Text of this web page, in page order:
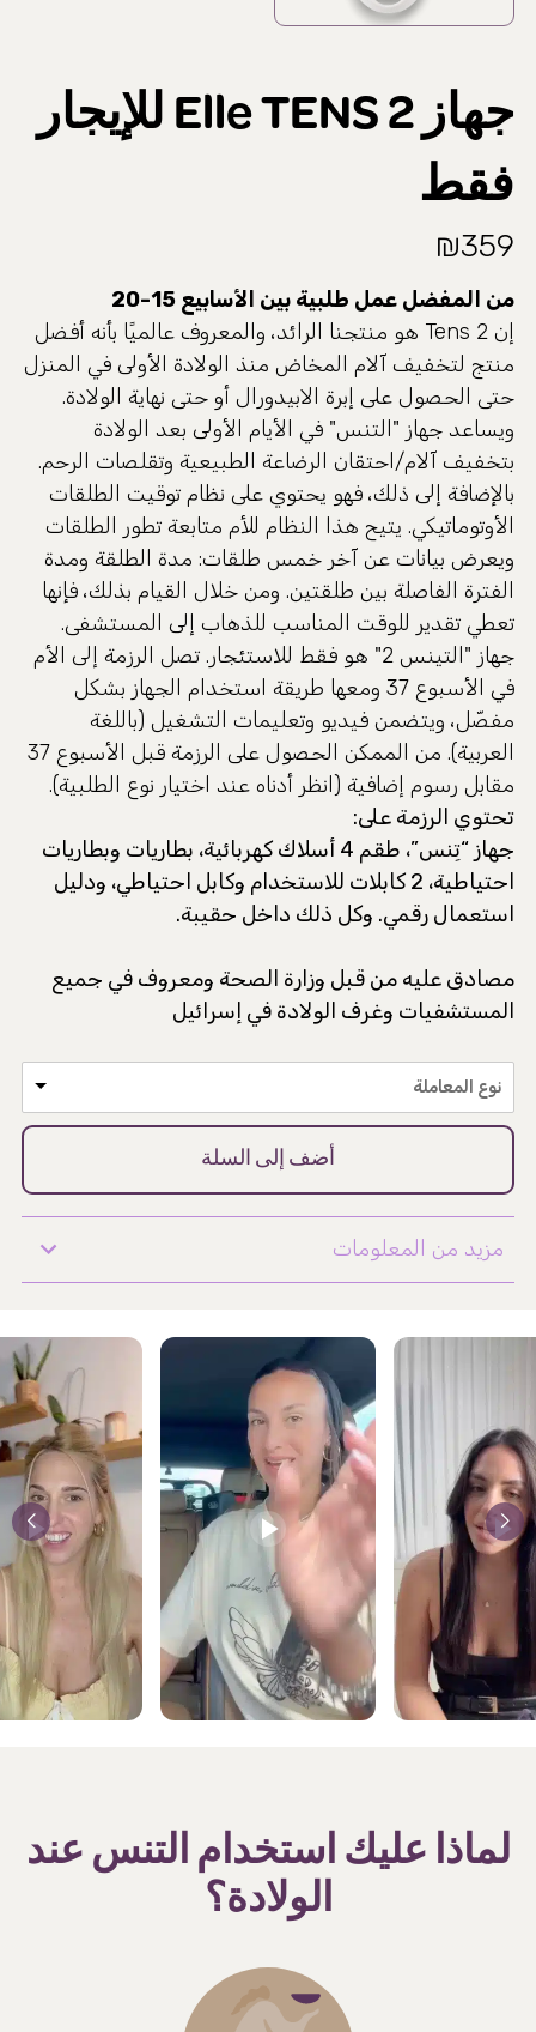
جهاز Elle TENS 2 للإيجار
فقط
₪359
من المفضل عمل طلبية بين الأسابيع 15-20
إن Tens 2 هو منتجنا الرائد، والمعروف عالميًا بأنه أفضل
منتج لتخفيف آلام المخاض منذ الولادة الأولى في المنزل
حتى الحصول على إبرة الابيدورال أو حتى نهاية الولادة.
ويساعد جهاز "التنس" في الأيام الأولى بعد الولادة
بتخفيف آلام/احتقان الرضاعة الطبيعية وتقلصات الرحم.
بالإضافة إلى ذلك، فهو يحتوي على نظام توقيت الطلقات
الأوتوماتيكي. يتيح هذا النظام للأم متابعة تطور الطلقات
ويعرض بيانات عن آخر خمس طلقات: مدة الطلقة ومدة
الفترة الفاصلة بين طلقتين. ومن خلال القيام بذلك، فإنها
تعطي تقدير للوقت المناسب للذهاب إلى المستشفى.
جهاز "التينس 2" هو فقط للاستئجار. تصل الرزمة إلى الأم
في الأسبوع 37 ومعها طريقة استخدام الجهاز بشكل
مفصّل، ويتضمن فيديو وتعليمات التشغيل (باللغة
العربية). من الممكن الحصول على الرزمة قبل الأسبوع 37
مقابل رسوم إضافية (انظر أدناه عند اختيار نوع الطلبية).
تحتوي الرزمة على:
جهاز “تِنس”، طقم 4 أسلاك كهربائية، بطاريات وبطاريات
احتياطية، 2 كابلات للاستخدام وكابل احتياطي، ودليل
استعمال رقمي. وكل ذلك داخل حقيبة.
مصادق عليه من قبل وزارة الصحة ومعروف في جميع
المستشفيات وغرف الولادة في إسرائيل
نوع المعاملة
أضف إلى السلة
مزيد من المعلومات
لماذا عليك استخدام التنس عند
الولادة؟